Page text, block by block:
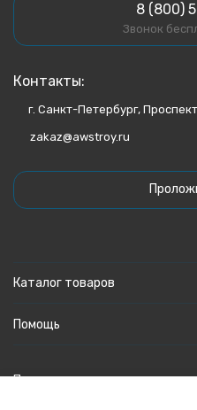
8 (800)
Звонок
Контакты:
г. Санкт-Петербург,
zakaz@awstroy.ru
Каталог товаров
Помощь
Политика персональных